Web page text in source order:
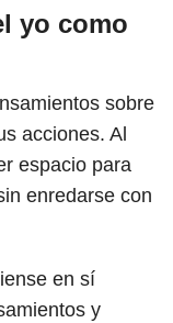
yo como
sobre
acciones. Al
espacio para
enredarse con
en sí
y